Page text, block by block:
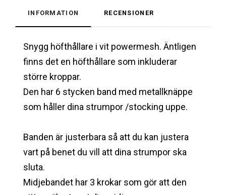
INFORMATION RECENSIONER
Snygg höfthållare i vit powermesh. Äntligen
finns det en höfthållare som inkluderar
större kroppar.
Den har 6 stycken band med metallknäppe
som håller dina strumpor /stocking uppe.
Banden är justerbara så att du kan justera
vart på benet du vill att dina strumpor ska
sluta.
Midjebandet har 3 krokar som gör att den